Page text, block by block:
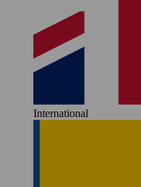
International